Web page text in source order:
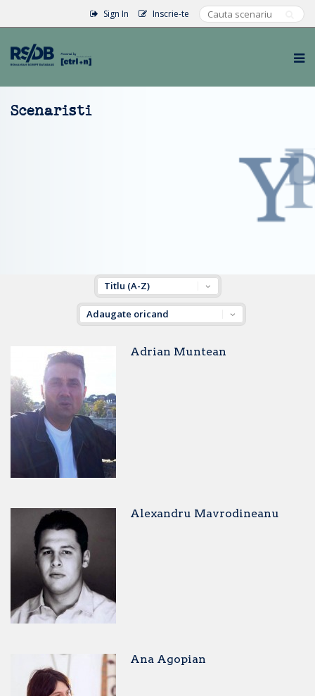
Sign In Inscrie-te
Scenaristi
Adrian Muntean
Alexandru Mavrodineanu
Ana Agopian